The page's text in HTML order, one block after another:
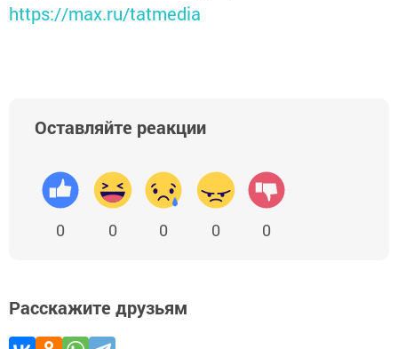
https://max.ru/tatmedia
Оставляйте реакции
0 0 0 0 0
Расскажите друзьям